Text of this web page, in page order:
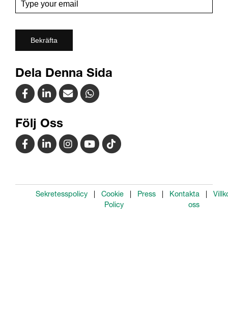
Bekräfta
Dela Denna Sida
Följ Oss
Sekretesspolicy
Cookie
Policy
Press
Kontakta
oss